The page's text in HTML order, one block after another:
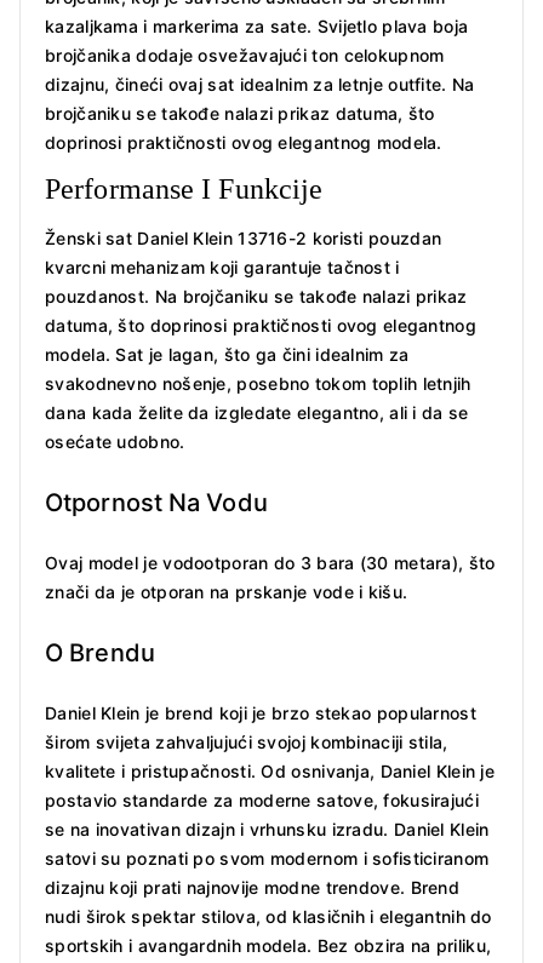
kazaljkama i markerima za sate. Svijetlo plava boja
brojčanika dodaje osvežavajući ton celokupnom
dizajnu, čineći ovaj sat idealnim za letnje outfite. Na
brojčaniku se takođe nalazi prikaz datuma, što
doprinosi praktičnosti ovog elegantnog modela.
Performanse I Funkcije
Ženski sat Daniel Klein 13716-2 koristi pouzdan
kvarcni mehanizam koji garantuje tačnost i
pouzdanost. Na brojčaniku se takođe nalazi prikaz
datuma, što doprinosi praktičnosti ovog elegantnog
modela. Sat je lagan, što ga čini idealnim za
svakodnevno nošenje, posebno tokom toplih letnjih
dana kada želite da izgledate elegantno, ali i da se
osećate udobno.
Otpornost Na Vodu
Ovaj model je vodootporan do 3 bara (30 metara), što
znači da je otporan na prskanje vode i kišu.
O Brendu
Daniel Klein je brend koji je brzo stekao popularnost
širom svijeta zahvaljujući svojoj kombinaciji stila,
kvalitete i pristupačnosti. Od osnivanja, Daniel Klein je
postavio standarde za moderne satove, fokusirajući
se na inovativan dizajn i vrhunsku izradu. Daniel Klein
satovi su poznati po svom modernom i sofisticiranom
dizajnu koji prati najnovije modne trendove. Brend
nudi širok spektar stilova, od klasičnih i elegantnih do
sportskih i avangardnih modela. Bez obzira na priliku,